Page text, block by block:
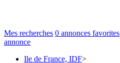
Mes recherches 0 annonces favorites
annonce
Ile de France, IDF>